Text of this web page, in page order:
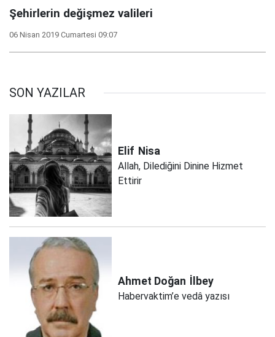
Şehirlerin değişmez valileri
06 Nisan 2019 Cumartesi 09:07
SON YAZILAR
Elif Nisa
Allah, Dilediğini Dinine Hizmet
Ettirir
Ahmet Doğan İlbey
Habervaktim’e vedâ yazısı